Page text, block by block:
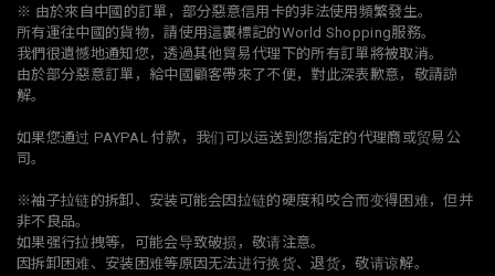
※ 由於來自中國的訂單，部分惡意信用卡的非法使用頻繁發生。
所有運往中國的貨物，請使用這裏標記的World Shopping服務。
我們很遺憾地通知您，透過其他貿易代理下的所有訂單將被取消。
由於部分惡意訂單，給中國顧客帶來了不便，對此深表歉意，敬請諒
解。
如果您通过 PAYPAL 付款，我们可以运送到您指定的代理商或贸易公
司。
※袖子拉链的拆卸、安装可能会因拉链的硬度和咬合而变得困难，但并
非不良品。
如果强行拉拽等，可能会导致破损，敬请注意。
因拆卸困难、安装困难等原因无法进行换货、退货，敬请谅解。